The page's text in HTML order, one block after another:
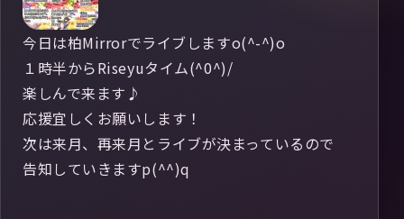
今日は柏Mirrorでライブしますo(^-^)o
１時半からRiseyuタイム(^0^)/
楽しんで来ます♪
応援宜しくお願いします！
次は来月、再来月とライブが決まっているので
告知していきますp(^^)q